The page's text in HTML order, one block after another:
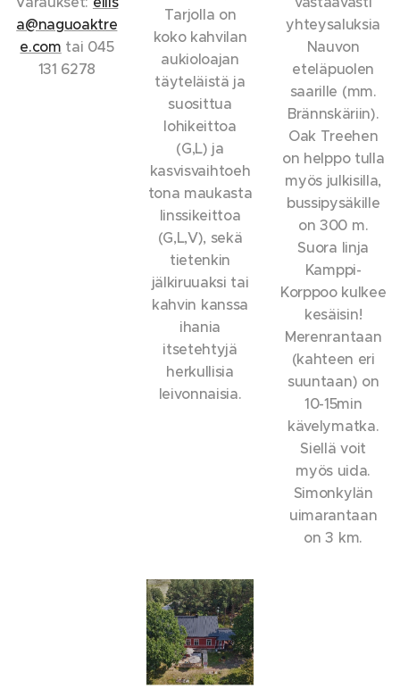
a@naguoaktre
e.com tai 045
131 6278
Tarjolla on
koko kahvilan
aukioloajan
täyteläistä ja
suosittua
lohikeittoa
(G,L) ja
kasvisvaihtoeh
tona maukasta
linssikeittoa
(G,L,V), sekä
tietenkin
jälkiruuaksi tai
kahvin kanssa
ihania
itsetehtyjä
herkullisia
leivonnaisia.
yhteysaluksia
Nauvon
eteläpuolen
saarille (mm.
Brännskäriin).
Oak Treehen
on helppo tulla
myös julkisilla,
bussipysäkille
on 300 m.
Suora linja
Kamppi-
Korppoo kulkee
kesäisin!
Merenrantaan
(kahteen eri
suuntaan) on
10-15min
kävelymatka.
Siellä voit
myös uida.
Simonkylän
uimarantaan
on 3 km.